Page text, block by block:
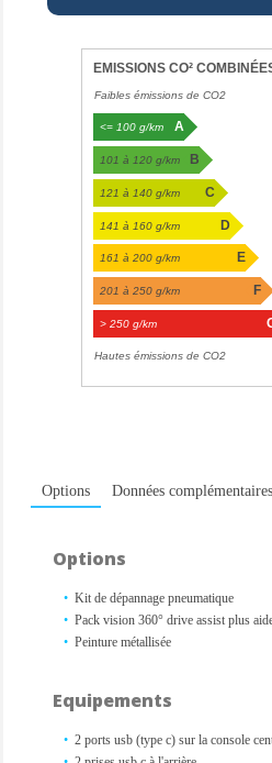
Options Données complémentaires
Options
Kit de dépannage pneumatique
Pack vision 360° drive assist
Peinture métallisée
Equipements
2 ports usb (type c) sur la console
EMISSIONS CO²
Faibles émissions de CO2
<= 100 g/km A
101 à 120 g/km B
121 à 140 g/km C
141 à 160 g/km D
161 à 200 g/km E
201 à 250 g/km F
> 250 g/km
Hautes émissions de CO2